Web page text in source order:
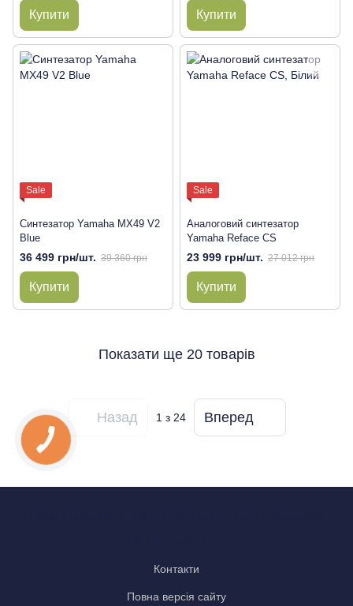
Купити Купити
Sale
Синтезатор Yamaha MX49 V2
Blue
36 499 грн/шт. 39 360 грн
Купити
Sale
Аналоговий синтезатор
Yamaha Reface CS
23 999 грн/шт. 27 012 грн
Купити
Показати ще 20 товарів
Назад 1з 24 Вперед
Контакти
Повна версія сайту